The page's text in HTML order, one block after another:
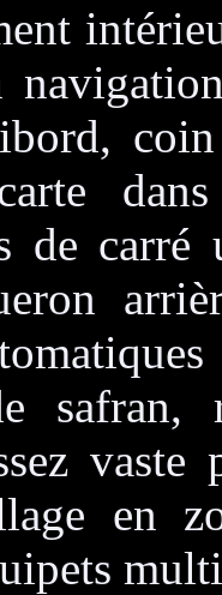
de carré
safran,
vaste
en